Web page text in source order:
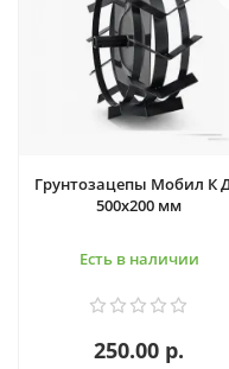
Грунтозацепы Мобил К
500х200 мм
Есть в наличии
250.00 р.